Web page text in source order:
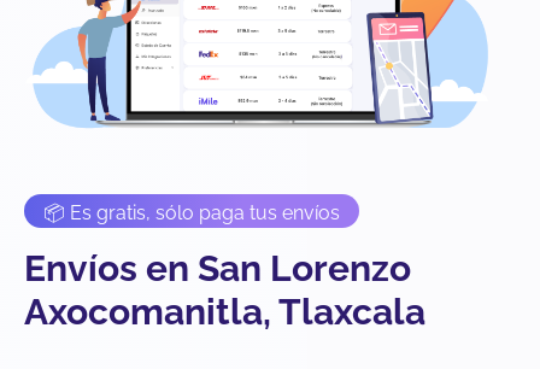
📦 Es gratis, sólo paga tus envíos
Envíos en San Lorenzo
Axocomanitla, Tlaxcala